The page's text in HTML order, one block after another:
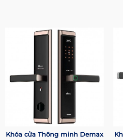
Khóa cửa Thông minh Demax